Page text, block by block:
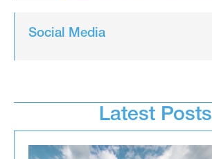
Social Media
Latest Posts